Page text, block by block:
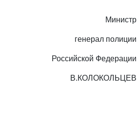
Министр
генерал полиции
Российской Федерации
В.КОЛОКОЛЬЦЕВ